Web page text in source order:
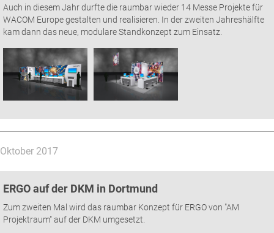
Auch in diesem Jahr durfte die raumbar wieder 14 Messe Projekte für
WACOM Europe gestalten und realisieren. In der zweiten Jahreshälfte
kam dann das neue, modulare Standkonzept zum Einsatz.
Oktober 2017
ERGO auf der DKM in Dortmund
Zum zweiten Mal wird das raumbar Konzept für ERGO von "AM
Projektraum" auf der DKM umgesetzt.